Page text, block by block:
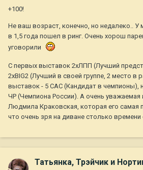
+100!
Не ваш возраст, конечно, но недалеко.. У
в 1,5 года пошел в ринг. Очень хорош
уговорили
С первых выставок 2хЛПП (Лучший
2хBIG2 (Лучший в своей группе, 2 место в
выставок - 5 САС (Кандидат в чемпионы),
ЧР (Чемпиона России). А очень
Людмила Краковская, которая его самая
что очень зря на диване столько времени
Татьянка, Трэйчик и